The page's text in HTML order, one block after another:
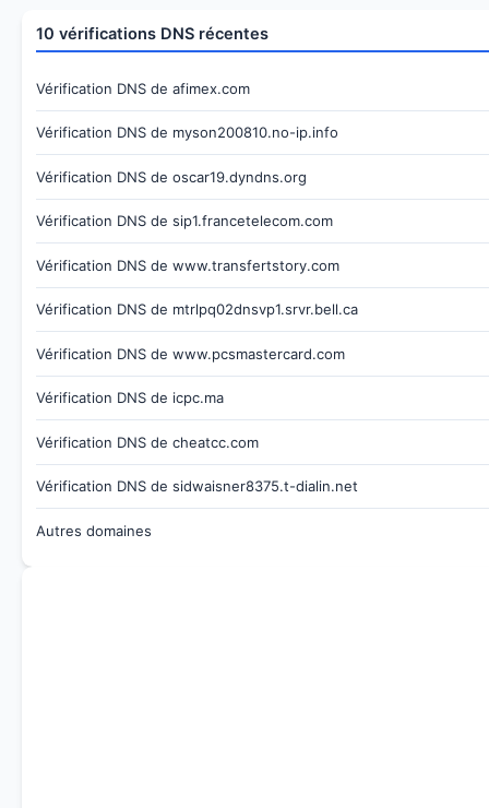
10 vérifications DNS récentes
Vérification DNS de afimex.com
Vérification DNS de myson200810.no-ip.info
Vérification DNS de oscar19.dyndns.org
Vérification DNS de sip1.francetelecom.com
Vérification DNS de www.transfertstory.com
Vérification DNS de mtrlpq02dnsvp1.srvr.bell.ca
Vérification DNS de www.pcsmastercard.com
Vérification DNS de icpc.ma
Vérification DNS de cheatcc.com
Vérification DNS de sidwaisner8375.t-dialin.net
Autres domaines